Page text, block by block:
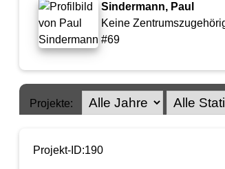
Sindermann, Paul
Keine
#69
Projekte:
Projekt-ID:190